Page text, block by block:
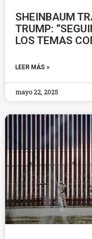
SHEINBAUM
TRUMP:
LOS TEMAS
LEER MÁS »
mayo 22, 2025